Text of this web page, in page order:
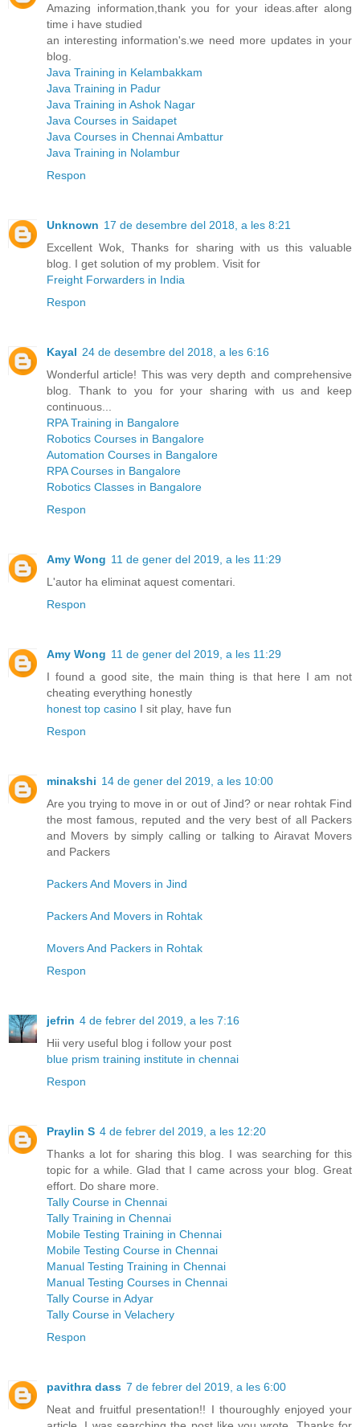
Amazing information,thank you for your ideas.after along
time i have studied
an interesting information's.we need more updates in your
blog.
Java Training in Kelambakkam
Java Training in Padur
Java Training in Ashok Nagar
Java Courses in Saidapet
Java Courses in Chennai Ambattur
Java Training in Nolambur
Respon
Unknown 17 de desembre del 2018, a les 8:21
Excellent Wok, Thanks for sharing with us this valuable
blog. I get solution of my problem. Visit for
Freight Forwarders in India
Respon
Kayal 24 de desembre del 2018, a les 6:16
Wonderful article! This was very depth and comprehensive
blog. Thank to you for your sharing with us and keep
continuous...
RPA Training in Bangalore
Robotics Courses in Bangalore
Automation Courses in Bangalore
RPA Courses in Bangalore
Robotics Classes in Bangalore
Respon
Amy Wong 11 de gener del 2019, a les 11:29
L'autor ha eliminat aquest comentari.
Respon
Amy Wong 11 de gener del 2019, a les 11:29
I found a good site, the main thing is that here I am not
cheating everything honestly
honest top casino I sit play, have fun
Respon
minakshi 14 de gener del 2019, a les 10:00
Are you trying to move in or out of Jind? or near rohtak Find
the most famous, reputed and the very best of all Packers
and Movers by simply calling or talking to Airavat Movers
and Packers
Packers And Movers in Jind
Packers And Movers in Rohtak
Movers And Packers in Rohtak
Respon
jefrin 4 de febrer del 2019, a les 7:16
Hii very useful blog i follow your post
blue prism training institute in chennai
Respon
Praylin S 4 de febrer del 2019, a les 12:20
Thanks a lot for sharing this blog. I was searching for this
topic for a while. Glad that I came across your blog. Great
effort. Do share more.
Tally Course in Chennai
Tally Training in Chennai
Mobile Testing Training in Chennai
Mobile Testing Course in Chennai
Manual Testing Training in Chennai
Manual Testing Courses in Chennai
Tally Course in Adyar
Tally Course in Velachery
Respon
pavithra dass 7 de febrer del 2019, a les 6:00
Neat and fruitful presentation!! I thouroughly enjoyed your